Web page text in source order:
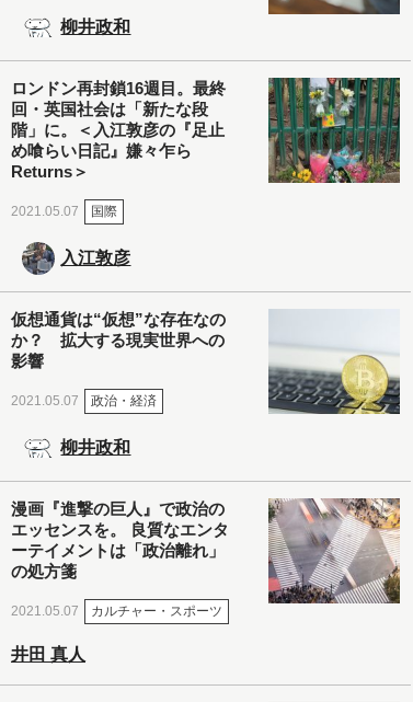
柳井政和
ロンドン再封鎖16週目。最終
回・英国社会は「新たな段
階」に。＜入江敦彦の『足止
め喰らい日記』嫌々乍ら
Returns＞
2021.05.07 国際
入江敦彦
仮想通貨は“仮想”な存在なの
か？ 拡大する現実世界への
影響
2021.05.07 政治・経済
柳井政和
漫画『進撃の巨人』で政治の
エッセンスを。 良質なエンタ
ーテイメントは「政治離れ」
の処方箋
2021.05.07 カルチャー・スポーツ
井田 真人